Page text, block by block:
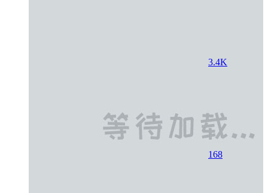
3.4K
168